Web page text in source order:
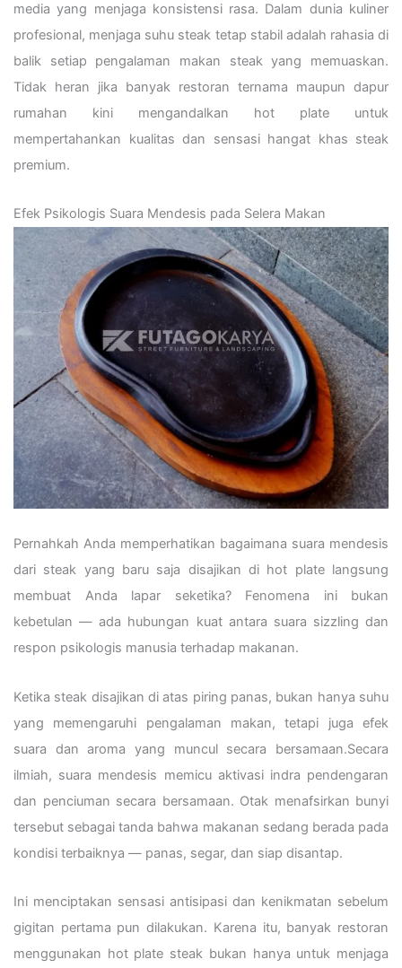
media yang menjaga konsistensi rasa. Dalam dunia kuliner
profesional, menjaga suhu steak tetap stabil adalah rahasia di
balik setiap pengalaman makan steak yang memuaskan.
Tidak heran jika banyak restoran ternama maupun dapur
rumahan kini mengandalkan hot plate untuk
mempertahankan kualitas dan sensasi hangat khas steak
premium.
Efek Psikologis Suara Mendesis pada Selera Makan
Pernahkah Anda memperhatikan bagaimana suara mendesis
dari steak yang baru saja disajikan di hot plate langsung
membuat Anda lapar seketika? Fenomena ini bukan
kebetulan — ada hubungan kuat antara suara sizzling dan
respon psikologis manusia terhadap makanan.
Ketika steak disajikan di atas piring panas, bukan hanya suhu
yang memengaruhi pengalaman makan, tetapi juga efek
suara dan aroma yang muncul secara bersamaan.Secara
ilmiah, suara mendesis memicu aktivasi indra pendengaran
dan penciuman secara bersamaan. Otak menafsirkan bunyi
tersebut sebagai tanda bahwa makanan sedang berada pada
kondisi terbaiknya — panas, segar, dan siap disantap.
Ini menciptakan sensasi antisipasi dan kenikmatan sebelum
gigitan pertama pun dilakukan. Karena itu, banyak restoran
menggunakan hot plate steak bukan hanya untuk menjaga